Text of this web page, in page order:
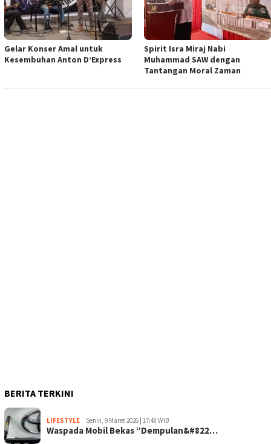
Gelar Konser Amal untuk
Kesembuhan Anton D’Express
Spirit Isra Miraj Nabi
Muhammad SAW dengan
Tantangan Moral Zaman
BERITA TERKINI
LIFESTYLE Senin, 9 Maret 2026 | 17:48 WIB
Waspada Mobil Bekas “Dempulan&#822…